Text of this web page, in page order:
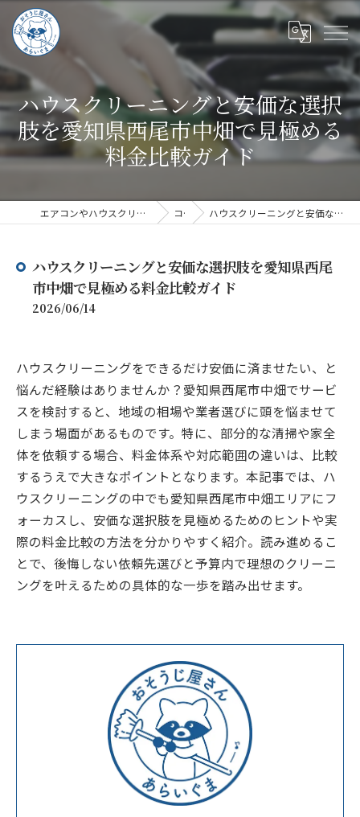
ハウスクリーニングと安価な選択
肢を愛知県西尾市中畑で見極める
料金比較ガイド
エアコンやハウスクリーニングならハウスクリーニングあらいぐま コラム ハウスクリーニングと安価な選択肢を愛知県西尾市中畑で見極める料金比較ガイド
ハウスクリーニングと安価な選択肢を愛知県西尾
市中畑で見極める料金比較ガイド
2026/06/14
ハウスクリーニングをできるだけ安価に済ませたい、と
悩んだ経験はありませんか？愛知県西尾市中畑でサービ
スを検討すると、地域の相場や業者選びに頭を悩ませて
しまう場面があるものです。特に、部分的な清掃や家全
体を依頼する場合、料金体系や対応範囲の違いは、比較
するうえで大きなポイントとなります。本記事では、ハ
ウスクリーニングの中でも愛知県西尾市中畑エリアにフ
ォーカスし、安価な選択肢を見極めるためのヒントや実
際の料金比較の方法を分かりやすく紹介。読み進めるこ
とで、後悔しない依頼先選びと予算内で理想のクリーニ
ングを叶えるための具体的な一歩を踏み出せます。